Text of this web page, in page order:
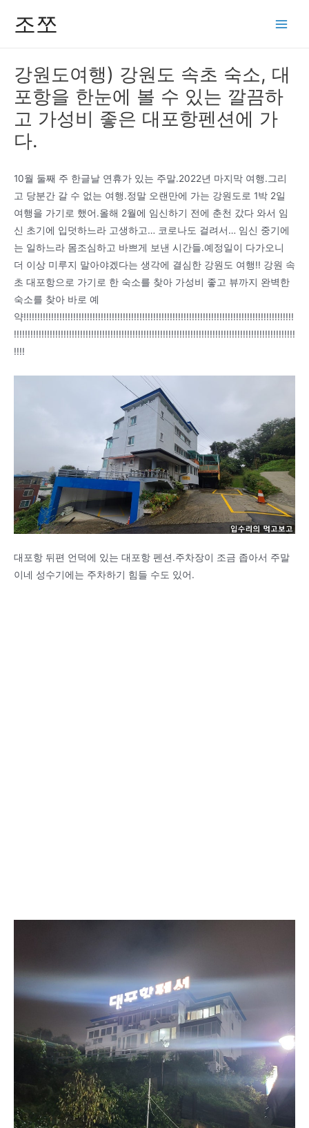
조쪼
강원도여행) 강원도 속초 숙소, 대
포항을 한눈에 볼 수 있는 깔끔하
고 가성비 좋은 대포항펜션에 가
다.
10월 둘째 주 한글날 연휴가 있는 주말.2022년 마지막 여행.그리
고 당분간 갈 수 없는 여행.정말 오랜만에 가는 강원도로 1박 2일
여행을 가기로 했어.올해 2월에 임신하기 전에 춘천 갔다 와서 임
신 초기에 입덧하느라 고생하고… 코로나도 걸려서… 임신 중기에
는 일하느라 몸조심하고 바쁘게 보낸 시간들.예정일이 다가오니
더 이상 미루지 말아야겠다는 생각에 결심한 강원도 여행!! 강원 속
초 대포항으로 가기로 한 숙소를 찾아 가성비 좋고 뷰까지 완벽한
숙소를 찾아 바로 예
약!!!!!!!!!!!!!!!!!!!!!!!!!!!!!!!!!!!!!!!!!!!!!!!!!!!!!!!!!!!!!!!!!!!!!!!!!!!!!!!!!!!!!!!!!!!!!!!!!!
!!!!!!!!!!!!!!!!!!!!!!!!!!!!!!!!!!!!!!!!!!!!!!!!!!!!!!!!!!!!!!!!!!!!!!!!!!!!!!!!!!!!!!!!!!!!!!!!!!!!!!
!!!!
대포항 뒤편 언덕에 있는 대포항 펜션.주차장이 조금 좁아서 주말
이네 성수기에는 주차하기 힘들 수도 있어.